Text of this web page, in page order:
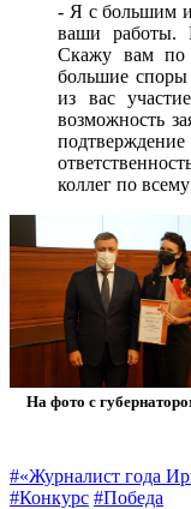
- Я с большим
ваши работы.
Скажу вам по
большие
из вас
возможность
коллег по
На фото с
#«Журналист года
#Конкурс #Победа